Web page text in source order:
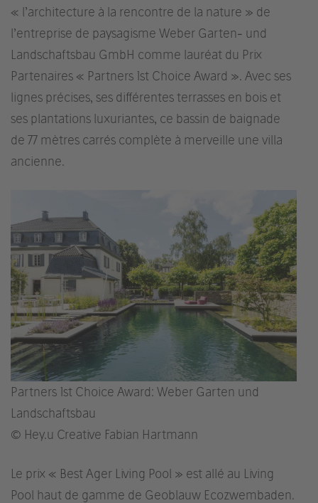
« l’architecture à la rencontre de la nature » de
l’entreprise de paysagisme Weber Garten- und
Landschaftsbau GmbH comme lauréat du Prix
Partenaires « Partners 1st Choice Award ». Avec ses
lignes précises, ses différentes terrasses en bois et
ses plantations luxuriantes, ce bassin de baignade
de 77 mètres carrés complète à merveille une villa
ancienne.
Partners 1st Choice Award: Weber Garten und
Landschaftsbau
© Hey.u Creative Fabian Hartmann
Le prix « Best Ager Living Pool » est allé au Living
Pool haut de gamme de Geoblauw Ecozwembaden.